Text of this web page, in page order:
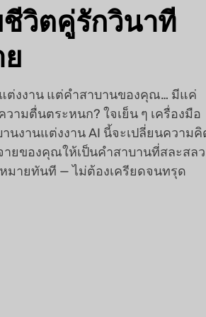
วิตคู่รักวินาที
ต่งงาน แต่คำสาบานของคุณ… มีแค่
ามตื่นตระหนก? ใจเย็น ๆ เครื่องมือ
านงานแต่งงาน AI นี้จะเปลี่ยนความ
ายของคุณให้เป็นคำสาบานที่สละสล
มายทันที — ไม่ต้องเครียดจนทรุด